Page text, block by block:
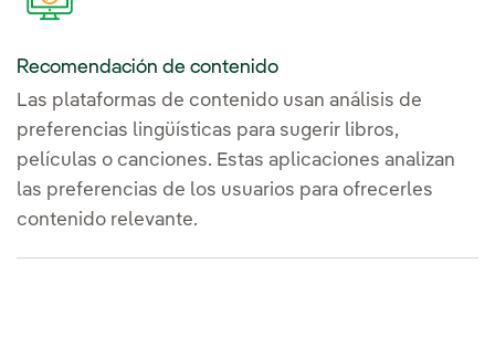
Recomendación de contenido
Las plataformas de contenido usan análisis de
preferencias lingüísticas para sugerir libros,
películas o canciones. Estas aplicaciones analizan
las preferencias de los usuarios para ofrecerles
contenido relevante.